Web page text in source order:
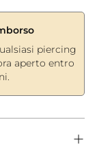
piercing
aperto entro